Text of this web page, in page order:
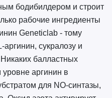
бодибилдером и строит
рабочие ингредиенты
Geneticlab - тому
сукралозу и
балластных
аргинин в
для NO-синтазы,